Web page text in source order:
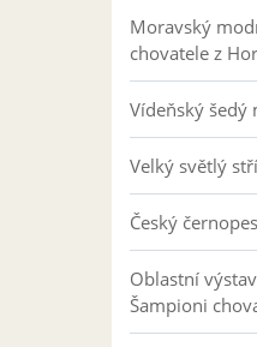
Moravský
chovatele z
Vídeňský šedý
Velký světlý
Český
Oblastní
Šampioni